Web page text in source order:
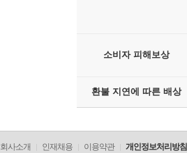
소비자 피해보상
환불 지연에 따른 배상
회사소개 인재채용 이용약관 개인정보처리방침